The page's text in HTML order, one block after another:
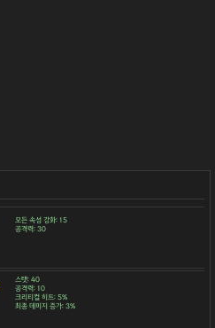
모든 속성 강화: 15
공격력: 30
스탯: 40
공격력: 10
크리티컬 히트: 5%
최종 데미지 증가: 3%